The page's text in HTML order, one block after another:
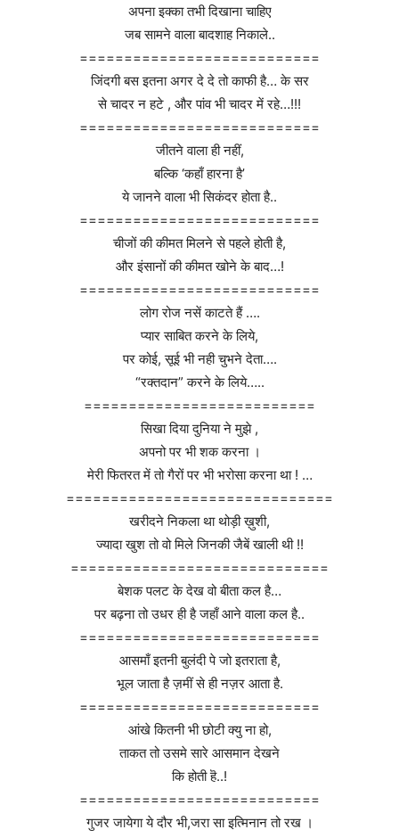
अपना इक्का तभी दिखाना चाहिए
जब सामने वाला बादशाह निकाले..
===========================
जिंदगी बस इतना अगर दे दे तो काफी है… के सर
से चादर न हटे , और पांव भी चादर में रहे…!!!
===========================
जीतने वाला ही नहीं,
बल्कि ‘कहाँ हारना है’
ये जानने वाला भी सिकंदर होता है..
===========================
चीजों की कीमत मिलने से पहले होती है,
और इंसानों की कीमत खोने के बाद…!
===========================
लोग रोज नसें काटते हैं ….
प्यार साबित करने के लिये,
पर कोई, सूई भी नही चुभने देता….
“रक्तदान” करने के लिये…..
==========================
सिखा दिया दुनिया ने मुझे ,
अपनो पर भी शक करना ।
मेरी फितरत में तो गैरों पर भी भरोसा करना था ! …
==============================
खरीदने निकला था थोड़ी ख़ुशी,
ज्यादा खुश तो वो मिले जिनकी जैबें खाली थी !!
=============================
बेशक पलट के देख वो बीता कल है…
पर बढ़ना तो उधर ही है जहाँ आने वाला कल है..
===========================
आसमाँ इतनी बुलंदी पे जो इतराता है,
भूल जाता है ज़मीं से ही नज़र आता है.
===========================
आंखे कितनी भी छोटी क्यु ना हो,
ताकत तो उसमे सारे आसमान देखने
कि होती हॆ..!
===========================
गुजर जायेगा ये दौर भी,जरा सा इत्मिनान तो रख ।